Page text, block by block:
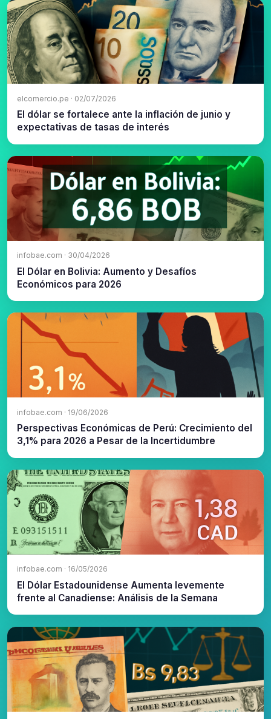
elcomercio.pe · 02/07/2026
El dólar se fortalece ante la inflación de junio y
expectativas de tasas de interés
infobae.com · 30/04/2026
El Dólar en Bolivia: Aumento y Desafíos
Económicos para 2026
infobae.com · 19/06/2026
Perspectivas Económicas de Perú: Crecimiento del
3,1% para 2026 a Pesar de la Incertidumbre
infobae.com · 16/05/2026
El Dólar Estadounidense Aumenta levemente
frente al Canadiense: Análisis de la Semana